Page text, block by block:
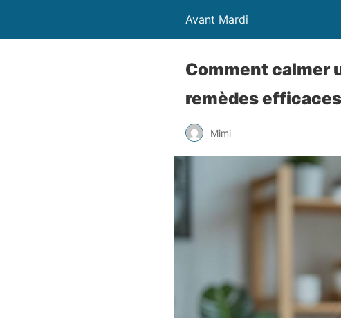
Avant Mardi
Comment calmer
remèdes efficaces
Mimi